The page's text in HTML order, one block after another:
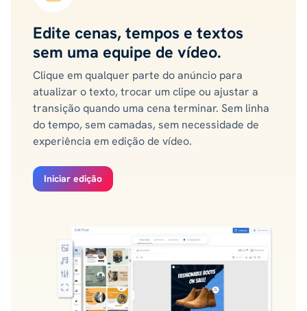
Edite cenas, tempos e textos
sem uma equipe de vídeo.
Clique em qualquer parte do anúncio para
atualizar o texto, trocar um clipe ou ajustar a
transição quando uma cena terminar. Sem linha
do tempo, sem camadas, sem necessidade de
experiência em edição de vídeo.
Iniciar edição